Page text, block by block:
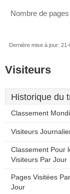
Nombre de pages
Dernière mise à jour:
Visiteurs
Historique du
Classement
Visiteurs
Classement Pour
Visiteurs Par Jour
Pages Visitées Par
Jour